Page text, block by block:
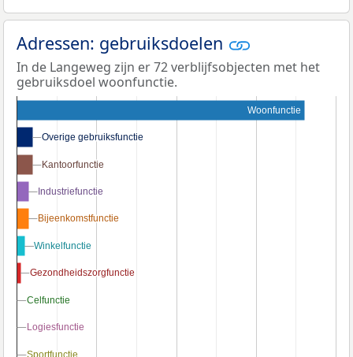
Adressen: gebruiksdoelen
In de Langeweg zijn er 72 verblijfsobjecten met het
gebruiksdoel woonfunctie.
Woonfunctie
Overige gebruiksfunctie
Overige gebruiksfunctie
Kantoorfunctie
Kantoorfunctie
Industriefunctie
Industriefunctie
Bijeenkomstfunctie
Bijeenkomstfunctie
Winkelfunctie
Winkelfunctie
Gezondheidszorgfunctie
Gezondheidszorgfunctie
Celfunctie
Celfunctie
Logiesfunctie
Logiesfunctie
Sportfunctie
Sportfunctie